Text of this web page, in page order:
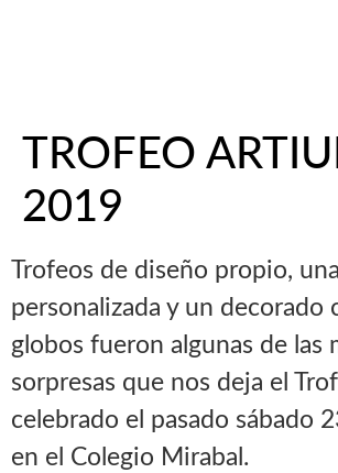
TROFEO
2019
Trofeos de diseño propio,
personalizada y un decorado
globos fueron algunas de las
sorpresas que nos deja el
celebrado el pasado sábado
en el Colegio Mirabal.